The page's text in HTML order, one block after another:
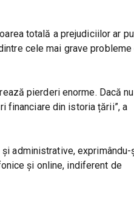
totală a prejudiciilor ar
cele mai grave probleme
pierderi enorme. Dacă nu
financiare din istoria țării”, a
administrative, exprimându-
și online, indiferent de